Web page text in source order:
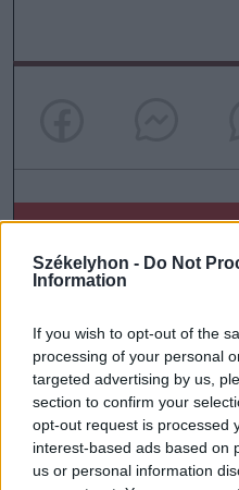
Székelyhon - Do Not
Information
If you wish to opt-out of the
processing of your personal
targeted advertising by us,
section to confirm your
opt-out request is processed
interest-based ads based on
us or personal information
szóljon hozzá!
Ezek is